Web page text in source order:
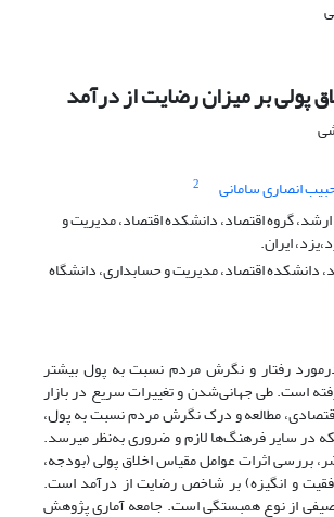
پولی بر میزان رضایت از درآمد
انصاری سامانی
2
گروه اقتصاد، دانشکده اقتصاد، مدیریت و
ایران.
دانشکده اقتصاد، مدیریت و حسابداری، دانشگاه
رفتار و نگرش مردم نسبت به پول بیشتر
است. طی جهانی‌شدن و تغییرات سریع در بازار
مطالعه و درک نگرش مردم نسبت به پول،
در سایر فرهنگ‌ها لازم و ضروری به‌نظر می­رسد.
اثرات عوامل مقیاس اخلاق پولی (بودجه،
و انگیزه) بر شاخص رضایت از درآمد است.
از نوع همبستگی است. جامعه آماری پژوهش